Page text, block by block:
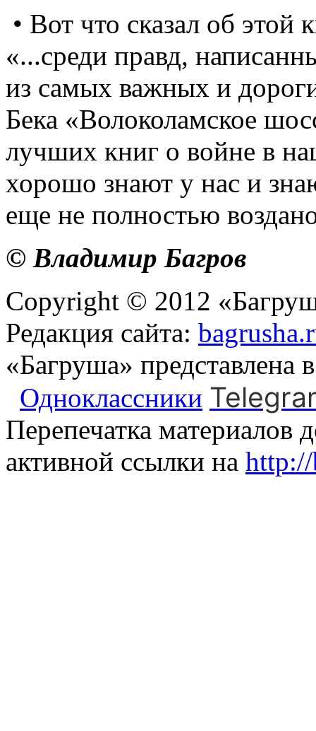
• Вот что сказал об
«...среди правд,
из самых важных и
Бека «Волоколамское
лучших книг о войне в
хорошо знают у нас и
еще не полностью
© Владимир Багров
Copyright © 2012
Редакция сайта:
«Багруша» представлена
Одноклассники
Перепечатка материалов
активной ссылки на http://